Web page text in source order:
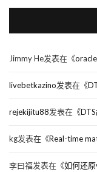
Jimmy He发表在《
livebetkazino发表在《
rejekijitu88发表在《
kg发表在《Real-time
李曰福发表在《如何还